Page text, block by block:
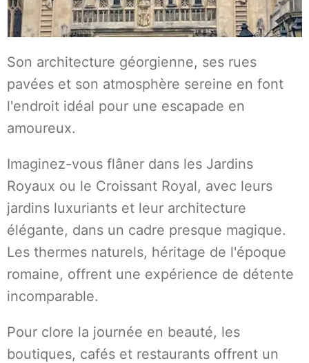
Son architecture géorgienne, ses rues
pavées et son atmosphère sereine en font
l'endroit idéal pour une escapade en
amoureux.
Imaginez-vous flâner dans les Jardins
Royaux ou le Croissant Royal, avec leurs
jardins luxuriants et leur architecture
élégante, dans un cadre presque magique.
Les thermes naturels, héritage de l'époque
romaine, offrent une expérience de détente
incomparable.
Pour clore la journée en beauté, les
boutiques, cafés et restaurants offrent un